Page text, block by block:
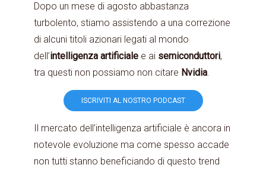
Dopo un mese di agosto abbastanza
turbolento, stiamo assistendo a una correzione
di alcuni titoli azionari legati al mondo
dell’intelligenza artificiale e ai semiconduttori,
tra questi non possiamo non citare Nvidia.
ISCRIVITI AL NOSTRO PODCAST
Il mercato dell’intelligenza artificiale è ancora in
notevole evoluzione ma come spesso accade
non tutti stanno beneficiando di questo trend